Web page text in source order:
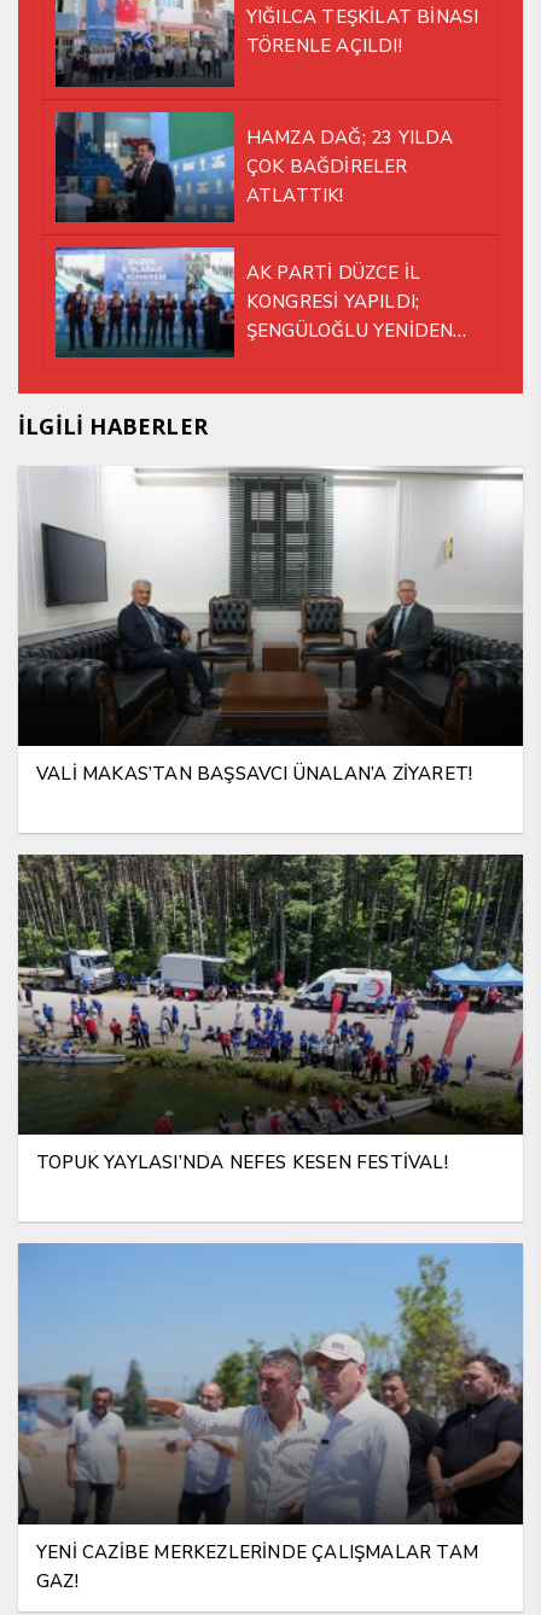
YIĞILCA TEŞKİLAT BİNASI
TÖRENLE AÇILDI!
HAMZA DAĞ; 23 YILDA
ÇOK BAĞDİRELER
ATLATTIK!
AK PARTİ DÜZCE İL
KONGRESİ YAPILDI;
ŞENGÜLOĞLU YENİDEN
İLGİLİ HABERLER
VALİ MAKAS’TAN BAŞSAVCI ÜNALAN’A ZİYARET!
TOPUK YAYLASI’NDA NEFES KESEN FESTİVAL!
YENİ CAZİBE MERKEZLERİNDE ÇALIŞMALAR TAM
GAZ!